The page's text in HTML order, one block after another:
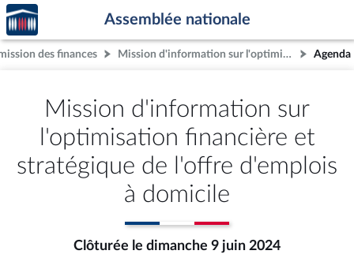
Aller au contenu
Aller en bas de la page
Accèder
à la
page
d'accueil
Assemblée nationale
des finances Mission d'information sur l'optimisation financière et stratégique de l'offre d'emplois à domicile Agenda
Mission d'information sur
l'optimisation financière et
stratégique de l'offre d'emplois
à domicile
Clôturée le dimanche 9 juin 2024